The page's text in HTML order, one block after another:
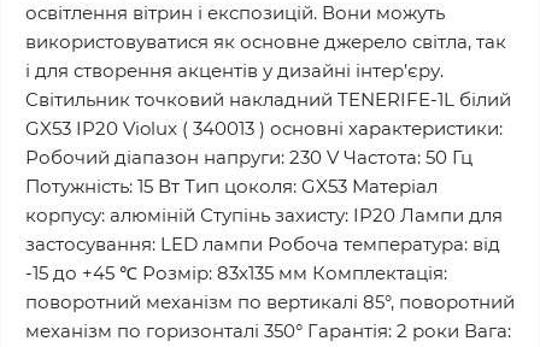
освітлення вітрин і експозицій. Вони можуть
використовуватися як основне джерело світла, так
і для створення акцентів у дизайні інтер’єру.
Cвітильник точковий накладний TENERIFE-1L білий
GX53 IP20 Violux ( 340013 ) основні характеристики:
Робочий діапазон напруги: 230 V Частота: 50 Гц
Потужність: 15 Вт Тип цоколя: GX53 Матеріал
корпусу: алюміній Ступінь захисту: IP20 Лампи для
застосування: LED лампи Робоча температура: від
-15 до +45 ℃ Розмір: 83х135​ мм Комплектація:
поворотний механізм по вертикалі 85°, поворотний
механізм по горизонталі 350° Гарантія: 2 роки Вага: